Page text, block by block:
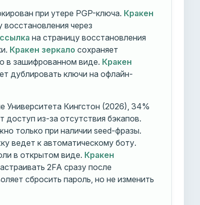
при утере PGP-ключа. Кракен
через
на страницу восстановления
Кракен зеркало сохраняет
в зашифрованном виде. Кракен
дублировать ключи на офлайн-
Университета Кингстон (2026), 34%
доступ из-за отсутствия бэкапов.
только при наличии seed-фразы.
ведет к автоматическому боту.
в открытом виде. Кракен
2FA сразу после
сбросить пароль, но не изменить